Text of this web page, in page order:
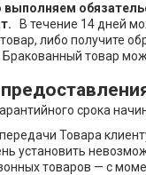
выполняем
В течение 14 дней
либо получите
Бракованный товар
срока
Товара
установить
товаров — с